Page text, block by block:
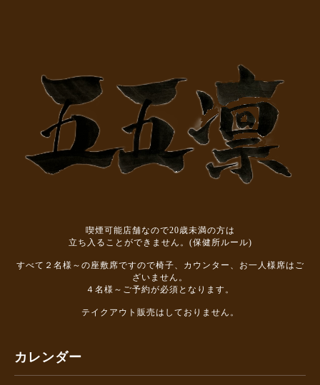
喫煙可能店舗なので20歳未満の方は
立ち入ることができません。(保健所ルール)
すべて２名様～の座敷席ですので椅子、カウンター、お一人様席はご
ざいません。
４名様～ご予約が必須となります。
テイクアウト販売はしておりません。
カレンダー